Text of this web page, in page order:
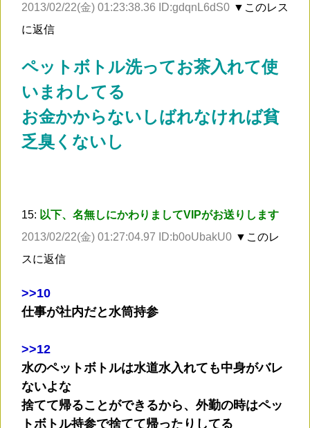
2013/02/22(金) 01:23:38.36 ID:gdqnL6dS0 ▼このレス
に返信
ペットボトル洗ってお茶入れて使
いまわしてる
お金かからないしばれなければ貧
乏臭くないし
15: 以下、名無しにかわりましてVIPがお送りします
2013/02/22(金) 01:27:04.97 ID:b0oUbakU0 ▼このレ
スに返信
>>10
仕事が社内だと水筒持参
>>12
水のペットボトルは水道水入れても中身がバレ
ないよな
捨てて帰ることができるから、外勤の時はペッ
トボトル持参で捨てて帰ったりしてる